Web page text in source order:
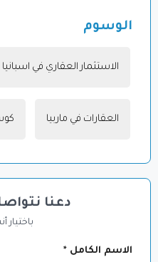
دعنا
باختيار
الاسم الكامل *
الوسوم
الاستثمار العقاري في اسبانيا
العقارات في ماربيا